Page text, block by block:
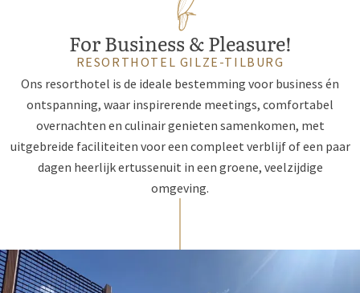
For Business & Pleasure!
RESORTHOTEL GILZE-TILBURG
Ons resorthotel is de ideale bestemming voor business én
ontspanning, waar inspirerende meetings, comfortabel
overnachten en culinair genieten samenkomen, met
uitgebreide faciliteiten voor een compleet verblijf of een paar
dagen heerlijk ertussenuit in een groene, veelzijdige
omgeving.